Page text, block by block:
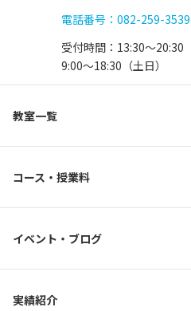
電話番号：082-259-3539
受付時間：13:30〜20:30
9:00〜18:30（土日）
教室一覧
コース・授業料
イベント・ブログ
実績紹介